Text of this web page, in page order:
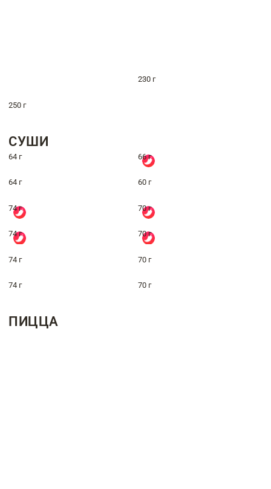
230 г
250 г
СУШИ
64 г 66 г
64 г 60 г
74 г 70 г
74 г 70 г
74 г 70 г
74 г 70 г
ПИЦЦА